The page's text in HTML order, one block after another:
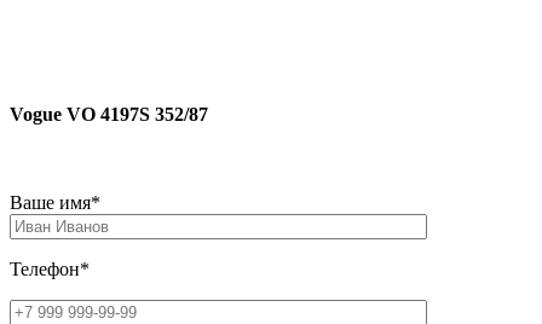
Vogue VO 4197S 352/87
Ваше имя*
Телефон*